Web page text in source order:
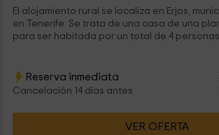
El alojamiento rural se localiza en Erjos,
en Tenerife. Se trata de una casa de una
para ser habitada por un total de 4 personas,
Reserva inmediata
Cancelación 14 días antes
VER OFERTA